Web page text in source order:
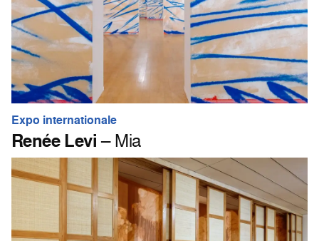
Expo internationale
Renée Levi– Mia